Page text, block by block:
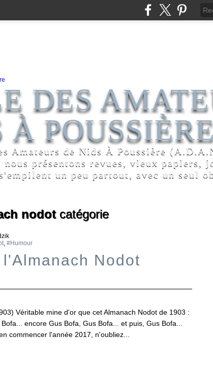
DES
Amateurs de Nids À Poussière
présentons revues, vieux papiers,
un peu partout, avec un seul
nodotcatégorie
, #Humour
Nodot
Véritable mine d'or que cet Almanach Nodot de 1903 :
encore Gus Bofa, Gus Bofa... et puis, Gus Bofa...
commencer l'année 2017, n'oubliez...